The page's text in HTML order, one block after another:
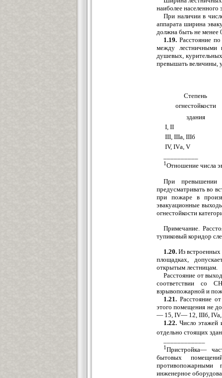
наиболее
При наличии в
аппарата ширина
должна быть не менее
1.19. Расстояние
между лестничными
душевых,
превышать величины,
Степень
огнестойкости
здания
I, II
III, IIIа, IIIб
IV, IVа, V
1Отношение числа
При превышении
предусматривать во
при пожаре в
эвакуационные
огнестойкости
Примечание.
тупиковый коридор
1.20. Из
площадках,
открытым лестницам.
Расстояние от
соответствии со
взрывопожарной и
1.21. Расстояние
этого помещения не
— 15, IV— 12, IIIб,
1.22. Число этажей
отдельно стоящих
1Пристройка—
бытовых
противопожарными
инженерное